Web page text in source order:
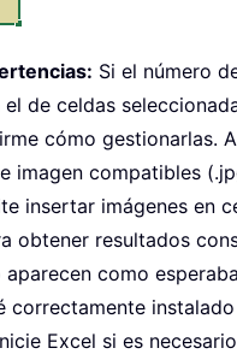
Si el número
de celdas
cómo gestionarlas.
imagen compatibles
insertar imágenes en
obtener resultados
aparecen como
correctamente
Excel si es